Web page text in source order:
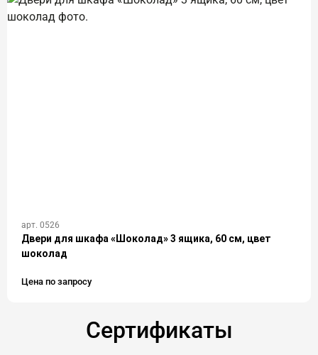
арт. 0526
Двери для шкафа «Шоколад» 3 ящика, 60 см, цвет
шоколад
Цена по запросу
Сертификаты